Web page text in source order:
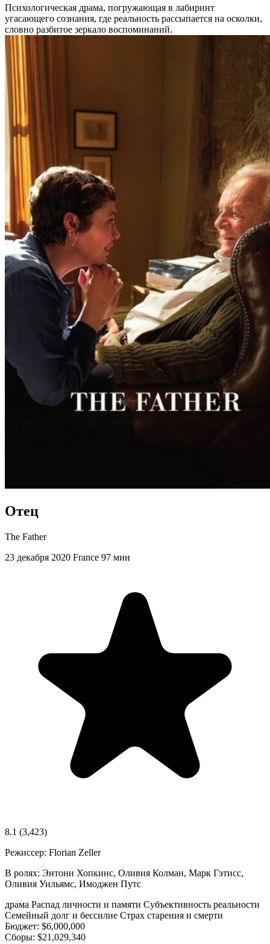
Психологическая драма, погружающая в лабиринт
угасающего сознания, где реальность рассыпается на осколки,
словно разбитое зеркало воспоминаний.
Отец
The Father
23 декабря 2020 France 97 мин
8.1 (3,423)
Режиссер: Florian Zeller
В ролях: Энтони Хопкинс, Оливия Колман, Марк Гэтисс,
Оливия Уильямс, Имоджен Путс
драма Распад личности и памяти Субъективность реальности
Семейный долг и бессилие Страх старения и смерти
Бюджет: $6,000,000
Сборы: $21,029,340